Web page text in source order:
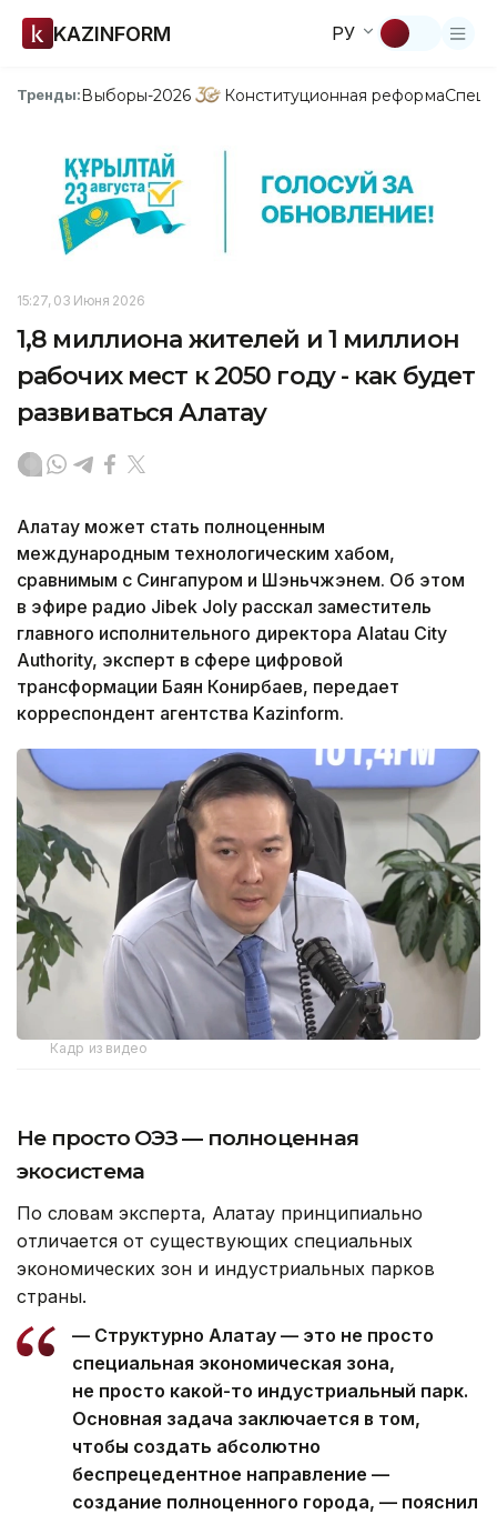
KAZINFORM РУ
Тренды:Выборы-2026 Конституционная реформа
15:27, 03 Июня 2026
1,8 миллиона жителей и 1 миллион
рабочих мест к 2050 году - как будет
развиваться Алатау
Алатау может стать полноценным
международным технологическим хабом,
сравнимым с Сингапуром и Шэньчжэнем. Об этом
в эфире радио Jibek Joly расскал заместитель
главного исполнительного директора Alatau City
Authority, эксперт в сфере цифровой
трансформации Баян Конирбаев, передает
корреспондент агентства Kazinform.
Кадр из видео
Не просто ОЭЗ — полноценная
экосистема
По словам эксперта, Алатау принципиально
отличается от существующих специальных
экономических зон и индустриальных парков
страны.
— Структурно Алатау — это не просто
специальная экономическая зона,
не просто какой-то индустриальный парк.
Основная задача заключается в том,
чтобы создать абсолютно
беспрецедентное направление —
создание полноценного города, — пояснил